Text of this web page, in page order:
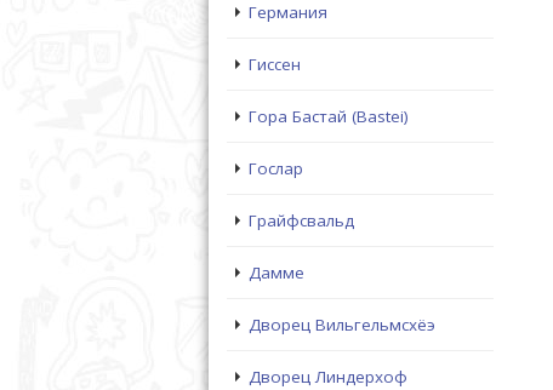
Германия
Гиссен
Гора Бастай (Bastei)
Гослар
Грайфсвальд
Дамме
Дворец Вильгельмсхёэ
Дворец Линдерхоф